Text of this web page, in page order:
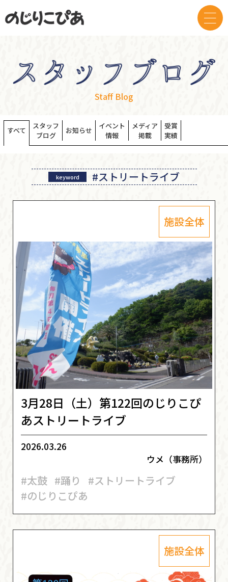
Staff Blog
すべて
スタッフ
ブログ
お知らせ
イベント
情報
メディア
掲載
受賞
実績
keyword #ストリートライブ
施設全体
3月28日（土）第122回のじりこぴ
あストリートライブ
2026.03.26
ウメ（事務所）
#太鼓 #踊り
#ストリートライブ
#のじりこぴあ
施設全体